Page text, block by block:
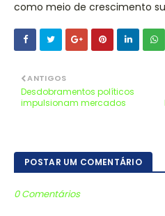
como meio de crescimento
ANTIGOS
Desdobramentos políticos
impulsionam mercados
POSTAR UM COMENTÁRIO
0 Comentários